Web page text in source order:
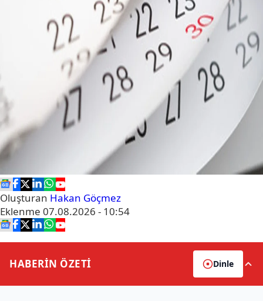
Oluşturan Hakan Göçmez
Eklenme 07.08.2026 - 10:54
HABERİN ÖZETİ Dinle